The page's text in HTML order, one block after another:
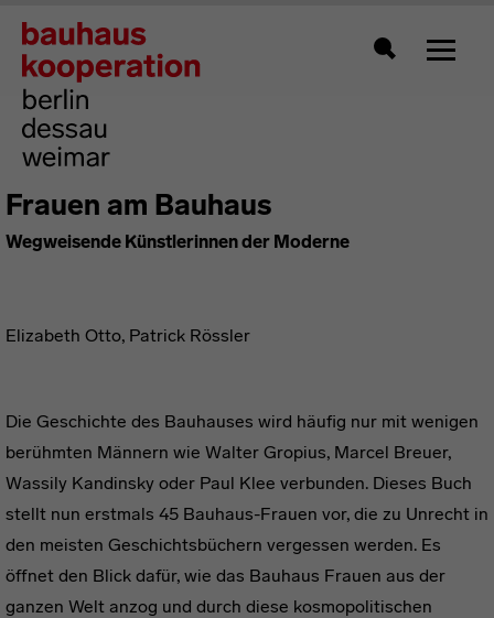
Zeigt
Frauen am Bauhaus
Wegweisende Künstlerinnen der Moderne
Elizabeth Otto, Patrick Rössler
Die Geschichte des Bauhauses wird häufig nur mit wenigen
berühmten Männern wie Walter Gropius, Marcel Breuer,
Wassily Kandinsky oder Paul Klee verbunden. Dieses Buch
stellt nun erstmals 45 Bauhaus-Frauen vor, die zu Unrecht in
den meisten Geschichtsbüchern vergessen werden. Es
öffnet den Blick dafür, wie das Bauhaus Frauen aus der
ganzen Welt anzog und durch diese kosmopolitischen